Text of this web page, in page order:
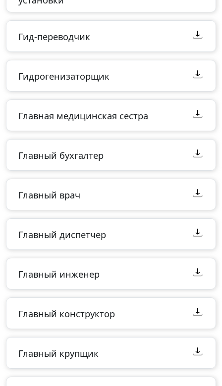
Гид-переводчик
Гидрогенизаторщик
Главная медицинская сестра
Главный бухгалтер
Главный врач
Главный диспетчер
Главный инженер
Главный конструктор
Главный крупщик